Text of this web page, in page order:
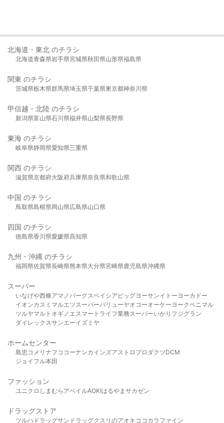
北海道・東北 のチラシ
北海道青森県岩手県宮城県秋田県山形県福島県
関東 のチラシ
茨城県栃木県群馬県埼玉県千葉県東京都神奈川県
甲信越・北陸 のチラシ
新潟県富山県石川県福井県山梨県長野県
東海 のチラシ
岐阜県静岡県愛知県三重県
関西 のチラシ
滋賀県京都府大阪府兵庫県奈良県和歌山県
中国 のチラシ
鳥取県島根県岡山県広島県山口県
四国 のチラシ
徳島県香川県愛媛県高知県
九州・沖縄 のチラシ
福岡県佐賀県長崎県熊本県大分県宮崎県鹿児島県沖縄県
スーパー
いなげや西條アマノパークスベイシア ビッグヨーサンイトーヨーカドー
イオンカスミ マルエツスーパーバリューヤオコーオーケー ヨークベニマル
ツルヤマルト オギノ エスマート ライフ業務スーパーいかり フジグラン
ダイレックスサンエーイズミヤ
ホームセンター
島忠 コメリ ナフコ コーナンカインズアストロプロダクツDCM
ジョイフル本田
ファッション
ユニクロ しまむら アベイルAOKIはるやま サカゼン
ドラッグストア
ツルハドラッグサンドラッグクスリのアオキ ココカラファイン